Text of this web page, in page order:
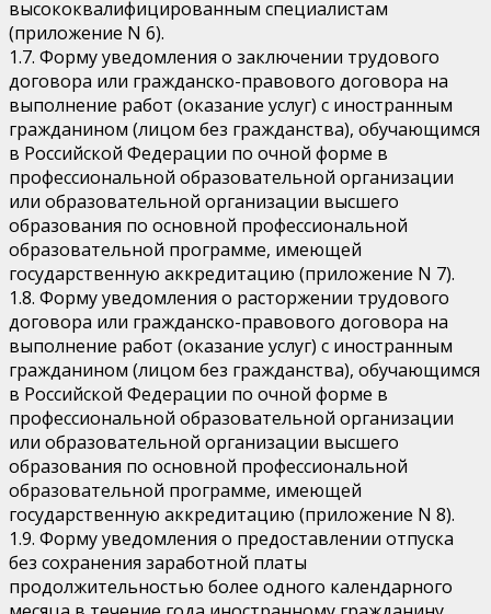
высококвалифицированным специалистам
(приложение N 6).
1.7. Форму уведомления о заключении трудового
договора или гражданско-правового договора на
выполнение работ (оказание услуг) с иностранным
гражданином (лицом без гражданства), обучающимся
в Российской Федерации по очной форме в
профессиональной образовательной организации
или образовательной организации высшего
образования по основной профессиональной
образовательной программе, имеющей
государственную аккредитацию (приложение N 7).
1.8. Форму уведомления о расторжении трудового
договора или гражданско-правового договора на
выполнение работ (оказание услуг) с иностранным
гражданином (лицом без гражданства), обучающимся
в Российской Федерации по очной форме в
профессиональной образовательной организации
или образовательной организации высшего
образования по основной профессиональной
образовательной программе, имеющей
государственную аккредитацию (приложение N 8).
1.9. Форму уведомления о предоставлении отпуска
без сохранения заработной платы
продолжительностью более одного календарного